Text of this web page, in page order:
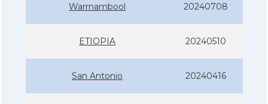
Warrnambool 20240708
ETIOPIA 20240510
San Antonio 20240416